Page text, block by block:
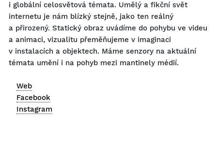
i globální celosvětová témata. Umělý a fikční svět
internetu je nám blízký stejně, jako ten reálný
a přirozený. Statický obraz uvádíme do pohybu ve videu
a animaci, vizualitu přeměňujeme v imaginaci
v instalacích a objektech. Máme senzory na aktuální
témata umění i na pohyb mezi mantinely médií.
Web
Facebook
Instagram